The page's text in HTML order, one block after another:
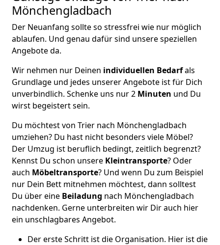
Mönchen­gladbach
Der Neuanfang sollte so stressfrei wie nur möglich
ablaufen. Und genau dafür sind unsere speziellen
Angebote da.
Wir nehmen nur Deinen individuellen Bedarfals
Grundlage und jedes unserer Angebote ist für Dich
unverbindlich. Schenke uns nur 2 Minuten und Du
wirst begeistert sein.
Du möchtest von Trier nach Mönchen­gladbach
umziehen? Du hast nicht besonders viele Möbel?
Der Umzug ist beruflich bedingt, zeitlich begrenzt?
Kennst Du schon unsere Kleintransporte? Oder
auch Möbeltransporte? Und wenn Du zum Beispiel
nur Dein Bett mitnehmen möchtest, dann solltest
Du über eine Beiladung nach Mönchen­gladbach
nachdenken. Gerne unterbreiten wir Dir auch hier
ein unschlagbares Angebot.
Der erste Schritt ist die Organisation. Hier ist die